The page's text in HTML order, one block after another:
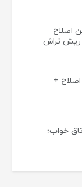
اصلاح
ریش تراش
+
خواب؛